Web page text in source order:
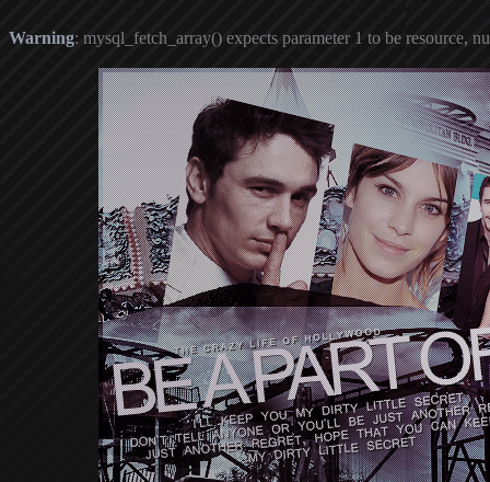
Warning: mysql_fetch_array() expects parameter 1 to be resource,